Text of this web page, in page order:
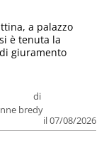
di
bredy
il 07/08/2026
a palazzo
è tenuta la
giuramento